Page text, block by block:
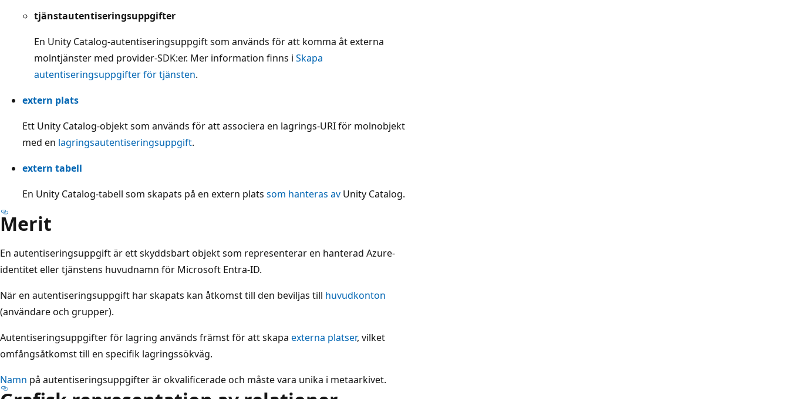
tjänstautentiseringsuppgifter
En Unity Catalog-autentiseringsuppgift som används för att komma åt externa
molntjänster med provider-SDK:er. Mer information finns i Skapa
autentiseringsuppgifter för tjänsten.
extern plats
Ett Unity Catalog-objekt som används för att associera en lagrings-URI för molnobjekt
med en lagringsautentiseringsuppgift.
extern tabell
En Unity Catalog-tabell som skapats på en extern plats som hanteras av Unity Catalog.
Merit
En autentiseringsuppgift är ett skyddsbart objekt som representerar en hanterad Azure-
identitet eller tjänstens huvudnamn för Microsoft Entra-ID.
När en autentiseringsuppgift har skapats kan åtkomst till den beviljas till huvudkonton
(användare och grupper).
Autentiseringsuppgifter för lagring används främst för att skapa externa platser, vilket
omfångsåtkomst till en specifik lagringssökväg.
Namn på autentiseringsuppgifter är okvalificerade och måste vara unika i metaarkivet.